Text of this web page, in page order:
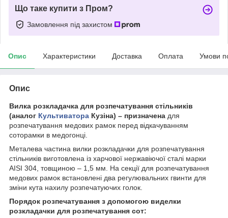
Що таке купити з Пром?
Замовлення під захистом
Опис Характеристики Доставка Оплата Умови
Опис
Вилка розкладачка для розпечатування стільників
(аналог Культиватора Кузіна) – призначена для
розпечатування медових рамок перед відкачуванням
соторамки в медогонці.
Металева частина вилки розкладачки для розпечатування
стільників виготовлена із харчової нержавіючої сталі марки
AISI 304, товщиною – 1,5 мм. На секції для розпечатування
медових рамок встановлені два регулювальних гвинти для
зміни кута нахилу розпечатуючих голок.
Порядок розпечатування з допомогою виделки
розкладачки для розпечатування сот: